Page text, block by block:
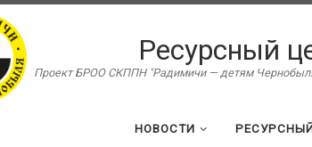
Ресурсный
Проект БРОО СКППН "Радимичи — детям
НОВОСТИ